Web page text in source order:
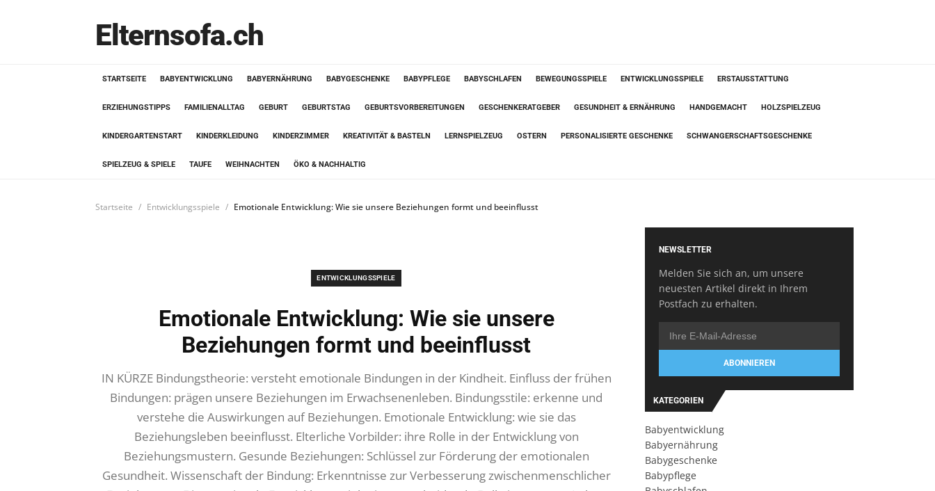
Elternsofa.ch
STARTSEITE BABYENTWICKLUNG BABYERNÄHRUNG BABYGESCHENKE BABYPFLEGE BABYSCHLAFEN BEWEGUNGSSPIELE ENTWICKLUNGSSPIELE ERSTAUSSTATTUNG
ERZIEHUNGSTIPPS FAMILIENALLTAG GEBURT GEBURTSTAG GEBURTSVORBEREITUNGEN GESCHENKERATGEBER GESUNDHEIT & ERNÄHRUNG HANDGEMACHT HOLZSPIELZEUG
KINDERGARTENSTART KINDERKLEIDUNG KINDERZIMMER KREATIVITÄT & BASTELN LERNSPIELZEUG OSTERN PERSONALISIERTE GESCHENKE SCHWANGERSCHAFTSGESCHENKE
SPIELZEUG & SPIELE TAUFE WEIHNACHTEN ÖKO & NACHHALTIG
Startseite Entwicklungsspiele Emotionale Entwicklung: Wie sie unsere Beziehungen formt und beeinflusst
ENTWICKLUNGSSPIELE
Emotionale Entwicklung: Wie sie unsere
Beziehungen formt und beeinflusst
IN KÜRZE Bindungstheorie: versteht emotionale Bindungen in der Kindheit. Einfluss der frühen
Bindungen: prägen unsere Beziehungen im Erwachsenenleben. Bindungsstile: erkenne und
verstehe die Auswirkungen auf Beziehungen. Emotionale Entwicklung: wie sie das
Beziehungsleben beeinflusst. Elterliche Vorbilder: ihre Rolle in der Entwicklung von
Beziehungsmustern. Gesunde Beziehungen: Schlüssel zur Förderung der emotionalen
Gesundheit. Wissenschaft der Bindung: Erkenntnisse zur Verbesserung zwischenmenschlicher
NEWSLETTER
Melden Sie sich an, um unsere
neuesten Artikel direkt in Ihrem
Postfach zu erhalten.
ABONNIEREN
KATEGORIEN
Babyentwicklung
Babyernährung
Babygeschenke
Babypflege